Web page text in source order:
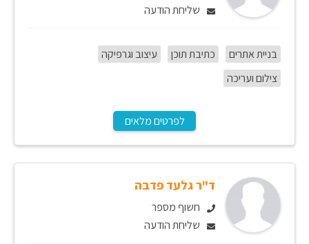
שליחת הודעה
בניית אתרים כתיבת תוכן
עיצוב וגרפיקה
צילום ועריכה
לפרטים מלאים
ד"ר גלעד פדבה
חשוף מספר
שליחת הודעה